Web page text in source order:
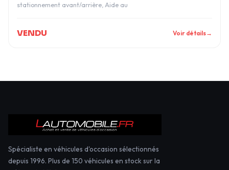
stationnement avant/arrière, Aide au
VENDU Voir détails→
Spécialiste en véhicules d'occasion sélectionnés
depuis 1996. Plus de 150 véhicules en stock sur la